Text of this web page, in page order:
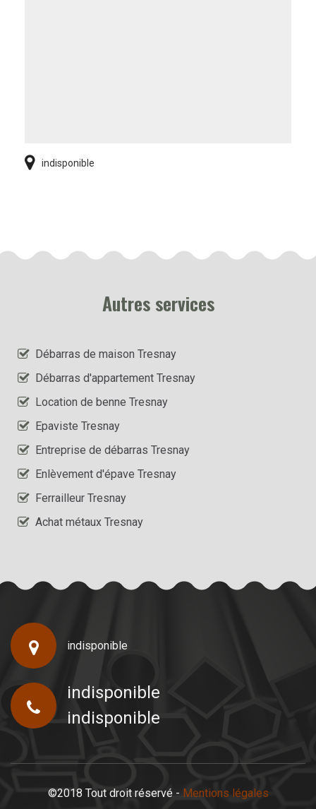
indisponible
Autres services
Débarras de maison Tresnay
Débarras d'appartement Tresnay
Location de benne Tresnay
Epaviste Tresnay
Entreprise de débarras Tresnay
Enlèvement d'épave Tresnay
Ferrailleur Tresnay
Achat métaux Tresnay
indisponible
indisponible
indisponible
©2018 Tout droit réservé - Mentions légales